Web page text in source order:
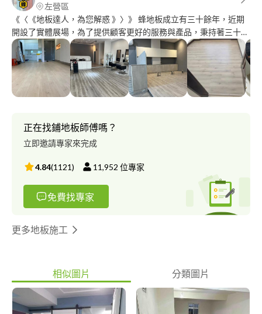
左營區
《〈《地板達人，為您解惑 》〉》 蜂地板成立有三十餘年，近期
開設了實體展場，為了提供顧客更好的服務與產品，秉持著三十年
來地板裝潢之經驗，為您打造屬於自己的蜂巢。 ? SPC卡扣式石塑
地板 ? 超耐磨木地板 ? 實木地板 ? 海島型高級訂製木地板 ? 系統櫃
體設計安裝 ? 免費到府丈量 ? 地板介紹＆實品比較與選色 ? 現場地
面狀況評估 店址：高雄市左營區文自路194號
正在找鋪地板師傅嗎？
立即邀請專家來完成
4.84(1121) 11,952 位專家
免費找專家
更多地板施工
相似圖片 分類圖片